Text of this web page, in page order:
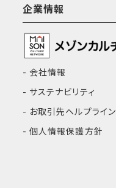
企業情報
会社情報
サステナビリティ
お取引先ヘルプライン
個人情報保護方針